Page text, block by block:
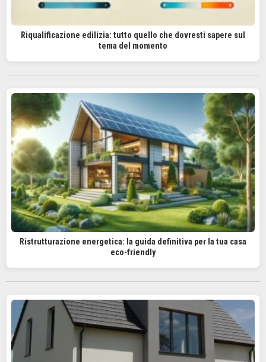
Riqualificazione edilizia: tutto quello che dovresti sapere sul
tema del momento
Ristrutturazione energetica: la guida definitiva per la tua casa
eco-friendly